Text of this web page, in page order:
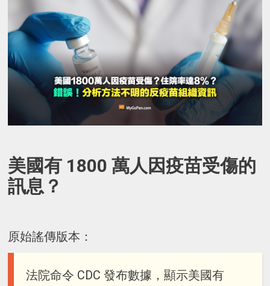
美國有 1800 萬人因疫苗受傷的
訊息？
原始謠傳版本：
法院命令 CDC 發布數據，顯示美國有